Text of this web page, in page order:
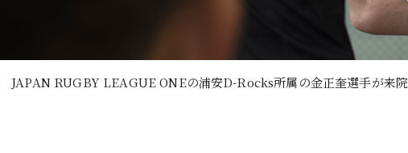
JAPAN RUGBY LEAGUE ONEの浦安D-Rocks所属の金正奎選手が来院